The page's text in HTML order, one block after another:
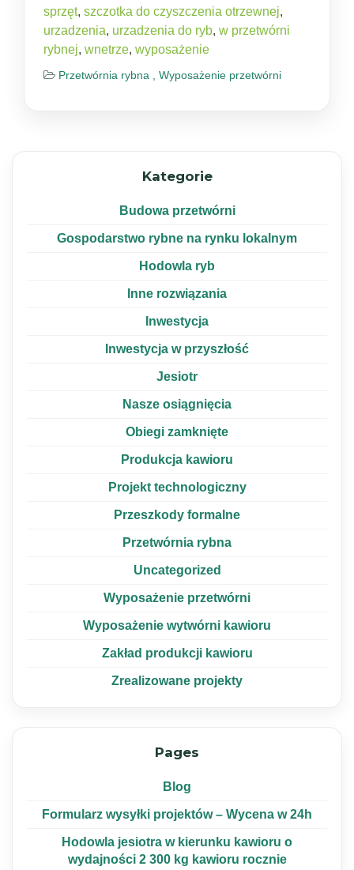
sprzęt, szczotka do czyszczenia otrzewnej,
urzadzenia, urzadzenia do ryb, w przetwórni
rybnej, wnetrze, wyposażenie
Przetwórnia rybna , Wyposażenie przetwórni
Kategorie
Budowa przetwórni
Gospodarstwo rybne na rynku lokalnym
Hodowla ryb
Inne rozwiązania
Inwestycja
Inwestycja w przyszłość
Jesiotr
Nasze osiągnięcia
Obiegi zamknięte
Produkcja kawioru
Projekt technologiczny
Przeszkody formalne
Przetwórnia rybna
Uncategorized
Wyposażenie przetwórni
Wyposażenie wytwórni kawioru
Zakład produkcji kawioru
Zrealizowane projekty
Pages
Blog
Formularz wysyłki projektów – Wycena w 24h
Hodowla jesiotra w kierunku kawioru o
wydajności 2 300 kg kawioru rocznie